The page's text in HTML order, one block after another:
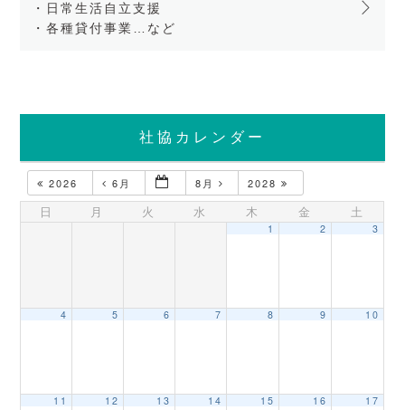
・日常生活自立支援
・各種貸付事業…など
社協カレンダー
2026 6月 8月 2028
日 月 火 水 木 金 土
1 2 3
4 5 6 7 8 9 10
11 12 13 14 15 16 17